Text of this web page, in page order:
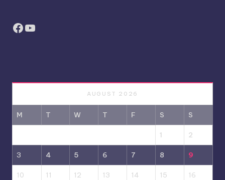
Facebook
YouTube
AUGUST 2026
M T W T F S S
1 2
3 4 5 6 7 8 9
10 11 12 13 14 15 16